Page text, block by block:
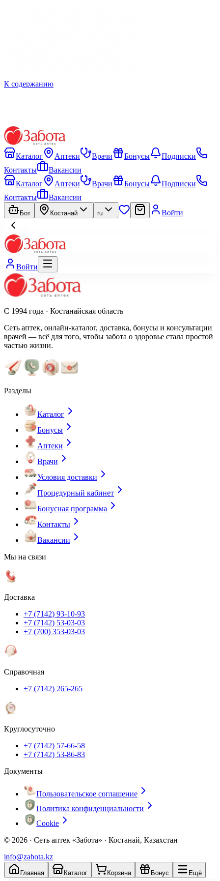
К содержанию
Каталог Аптеки Врачи Бонусы
Подписки
Контакты
Вакансии
Каталог
Аптеки Врачи Бонусы
Подписки
Контакты
Вакансии
Бот Костанай ru Войти
Войти
С 1994 года · Костанайская область
Сеть аптек, онлайн-каталог, доставка, бонусы и консультации
врачей — всё для того, чтобы забота о здоровье стала простой
частью жизни.
Разделы
Каталог
Бонусы
Аптеки
Врачи
Условия доставки
Процедурный кабинет
Бонусная программа
Контакты
Вакансии
Мы на связи
Доставка
+7 (7142) 93-10-93
+7 (7142) 53-03-03
+7 (700) 353-03-03
Справочная
+7 (7142) 265-265
Круглосуточно
+7 (7142) 57-66-58
+7 (7142) 53-86-83
Документы
Пользовательское соглашение
Политика конфиденциальности
Cookie
© 2026 · Сеть аптек «Забота» · Костанай, Казахстан
info@zabota.kz
Главная Каталог Корзина Бонус Ещё